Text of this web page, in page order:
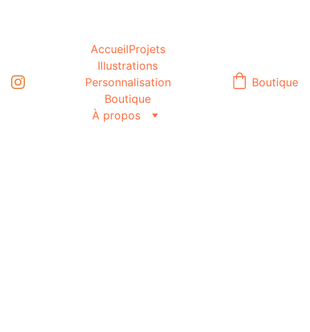
AccueilProjets
Illustrations
Personnalisation
Boutique
À propos
Boutique